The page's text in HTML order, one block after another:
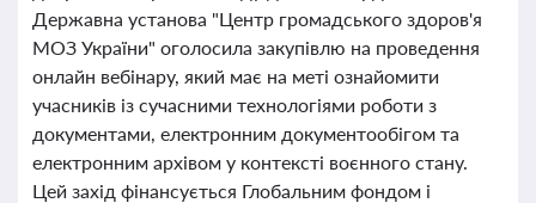
Державна установа "Центр громадського здоров'я
МОЗ України" оголосила закупівлю на проведення
онлайн вебінару, який має на меті ознайомити
учасників із сучасними технологіями роботи з
документами, електронним документообігом та
електронним архівом у контексті воєнного стану.
Цей захід фінансується Глобальним фондом і